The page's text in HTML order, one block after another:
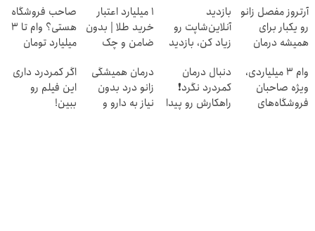
آرتروز مفصل زانو
رو یکبار برای
همیشه درمان
◗پرسش‌نامه◖
بازدید
آنلاین‌شاپت رو
زیاد کن، بازدید
بیشتر
۱ میلیارد اعتبار
خرید طلا | بدون
ضامن و چک
صاحب فروشگاه
هستی؟ وام تا ۳
میلیارد تومان
وام ۳ میلیاردی،
ویژه صاحبان
فروشگاه‌های
دنبال درمان
کمردرد نگرد❗
راهکارش رو پیدا
درمان همیشگی
زانو درد بدون
نیاز به دارو و
اگر کمردرد داری
این فیلم رو
ببین!